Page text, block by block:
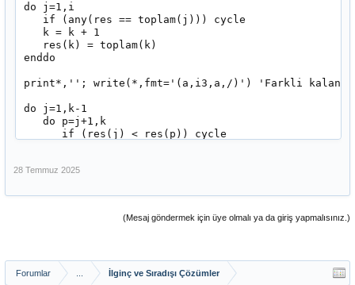
do j=1,i
   if (any(res == toplam(j))) cycle
   k = k + 1
   res(k) = toplam(k)
enddo
print*,''; write(*,fmt='(a,i3,a,/)') 'Farkli
do j=1,k-1
   do p=j+1,k
      if (res(j) < res(p)) cycle
      res(p)=temp
enddo
enddo
28 Temmuz 2025
(Mesaj göndermek için üye olmalı ya da giriş yapmalısınız.)
Forumlar İlginç ve Sıradışı Çözümler